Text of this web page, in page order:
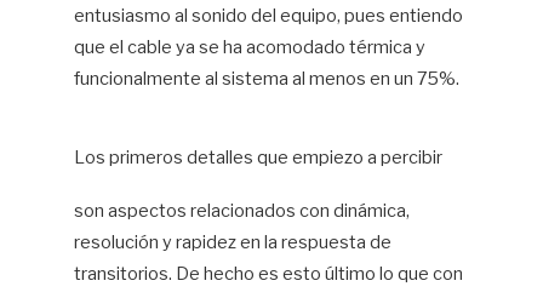
entusiasmo al sonido del equipo, pues entiendo
que el cable ya se ha acomodado térmica y
funcionalmente al sistema al menos en un 75%.
Los primeros detalles que empiezo a percibir
son aspectos relacionados con dinámica,
resolución y rapidez en la respuesta de
transitorios. De hecho es esto último lo que con